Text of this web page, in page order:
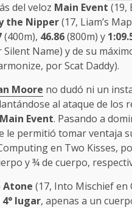
del veloz Main Event (19,
the Nipper(17, Liam’s
(400m), 46.86(800m) y
Silent Name) y de su
por Scat Daddy).
Moore no dudó ni un
al ataque de los
Main Event. Pasando a
le permitió tomar ventaja
en Two Kisses,
y ¾ de cuerpo,
Atone (17, Into Mischief en
4° lugar, apenas a un